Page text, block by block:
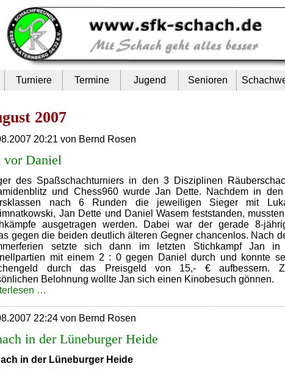
Turniere Termine Jugend Senioren
2007
20:21 von Bernd Rosen
vor Daniel
des Spaßschachturniers in den 3 Disziplinen
und Chess960 wurde Jan Dette. Nachdem in
nach 6 Runden die jeweiligen Sieger mit
Jan Dette und Daniel Wasem feststanden,
ausgetragen werden. Dabei war der gerade 8-
gegen die beiden deutlich älteren Gegner chancenlos. Nach
setzte sich dann im letzten Stichkampf Jan
mit einem 2 : 0 gegen Daniel durch und konnte
durch das Preisgeld von 15,- € aufbessern.
Belohnung wollte Jan sich einen Kinobesuch gönnen.
…
22:24 von Bernd Rosen
in der Lüneburger Heide
in der Lüneburger Heide